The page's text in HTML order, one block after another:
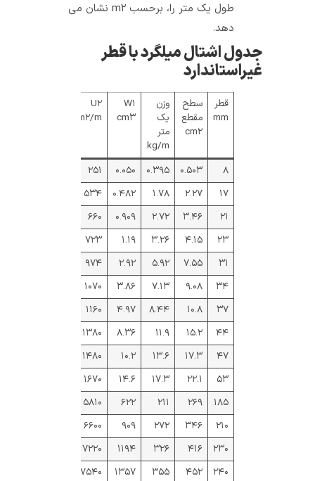
طول یک متر را، برحسب m۲ نشان می
جدول اشتال میلگرد با قطر
غیراستاندارد
سطح
مقطع
وزن
یک
W۱
cm۳
cm۲/m
۰.۵۰۳ ۰.۳۹۵ ۰.۰۵۰
۲۵۱
۱.۷۸ ۰.۴۸۲
۵۳۴
۲.۷۲ ۰.۹۰۹
۶۶۰
۳.۲۶ ۱.۱۹
۷۲۳
۵.۹۲ ۲.۹۲
۹۷۴
۷.۱۳ ۳.۸۶
۱۰۷۰
۸.۴۴ ۴.۹۷
۱۱۶۰
۱۱.۹ ۸.۳۶
۱۳۸۰
۱۳.۶ ۱۰.۲
۱۴۸۰
۱۷.۳ ۱۴.۶
۱۶۷۰
۲۱۱ ۶۲۲
۵۸۱۰
۲۷۲ ۹۰۹
۶۶۰۰
۳۲۶ ۱۱۹۴
۷۲۲۰
۳۵۵ ۱۳۵۷
۷۵۴۰